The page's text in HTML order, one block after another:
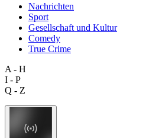
Nachrichten
Sport
Gesellschaft und Kultur
Comedy
True Crime
A - H
I - P
Q - Z